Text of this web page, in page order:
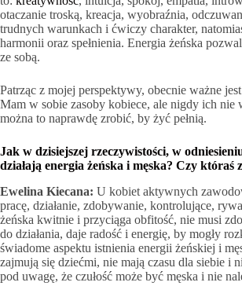
otaczanie troską, kreacja, wyobraźnia,
trudnych warunkach i ćwiczy charakter,
harmonii oraz spełnienia. Energia żeńska
ze sobą.
Patrząc z mojej perspektywy, obecnie ważne
Mam w sobie zasoby kobiece, ale nigdy ich
można to naprawdę zrobić, by żyć pełnią.
Jak w dzisiejszej rzeczywistości, w
działają energia żeńska i męska? Czy któraś
Ewelina Kiecana: U kobiet aktywnych
pracę, działanie, zdobywanie, kontrolujące,
żeńska kwitnie i przyciąga obfitość, nie musi
do działania, daje radość i energię, by mogły
świadome aspektu istnienia energii żeńskiej i
zajmują się dziećmi, nie mają czasu dla siebie i
pod uwagę, że czułość może być męska i nie